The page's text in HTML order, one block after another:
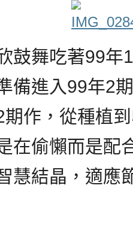
鼓舞吃著99年
備進入99年2
作，從種植
在偷懶而是配
慧結晶，適應